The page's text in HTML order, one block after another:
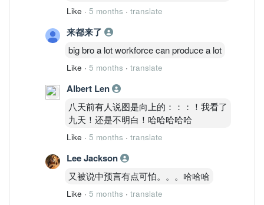
​盈利逻辑变了： 现在的利润增长不再
靠“卖得贵”，而是靠“省得下”。
Kossan 利润逆势增长 28%，主因不是手
套卖多了，而是生产效率提高和原材料/
能源成本管控得力。
“拼外功（涨价）拼不动，就开始内卷练
内功（效率）”，这是目前行业的生存常
态。
​3️⃣ PK 宿敌：Kossan vs Hartalega
(Harta)
​之前我也分析过 Harta 的财报，两家对比
来看，性格鲜明：
Like · 5 months · translate
来都来了
big bro a lot workforce can produce a lot
Like · 5 months · translate
Albert Len
八天前有人说图是向上的：：：！我看了
九天！还是不明白！哈哈哈哈哈
Like · 5 months · translate
Lee Jackson
又被说中预言有点可怕。。。哈哈哈
Like · 5 months · translate